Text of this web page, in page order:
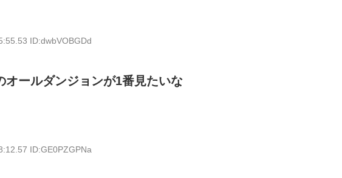
ID:dwbVOBGDd
ールダンジョンが1番見たいな
ID:GE0PZGPNa